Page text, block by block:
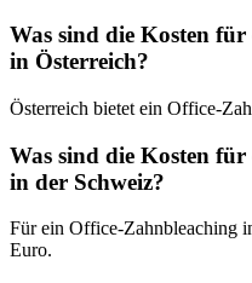
Was sind die Kosten für
in Österreich?
Österreich bietet ein Office-
Was sind die Kosten für
in der Schweiz?
Für ein Office-Zahnbleaching
Euro.